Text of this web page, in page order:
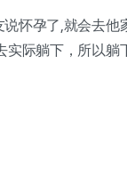
怀孕了,就会去他
际躺下，所以躺